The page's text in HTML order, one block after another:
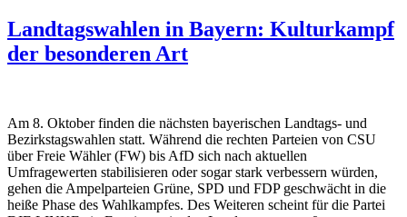
Landtagswahlen in Bayern: Kulturkampf
der besonderen Art
Am 8. Oktober finden die nächsten bayerischen Landtags- und
Bezirkstagswahlen statt. Während die rechten Parteien von CSU
über Freie Wähler (FW) bis AfD sich nach aktuellen
Umfragewerten stabilisieren oder sogar stark verbessern würden,
gehen die Ampelparteien Grüne, SPD und FDP geschwächt in die
heiße Phase des Wahlkampfes. Des Weiteren scheint für die Partei